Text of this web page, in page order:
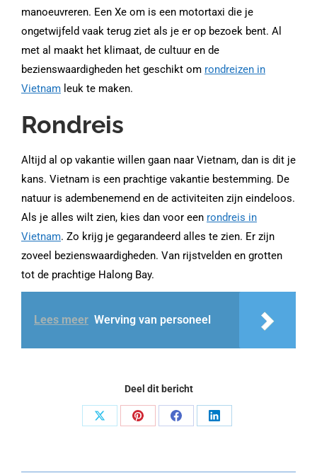
manoeuvreren. Een Xe om is een motortaxi die je
ongetwijfeld vaak terug ziet als je er op bezoek bent. Al
met al maakt het klimaat, de cultuur en de
bezienswaardigheden het geschikt om rondreizen in
Vietnam leuk te maken.
Rondreis
Altijd al op vakantie willen gaan naar Vietnam, dan is dit je
kans. Vietnam is een prachtige vakantie bestemming. De
natuur is adembenemend en de activiteiten zijn eindeloos.
Als je alles wilt zien, kies dan voor een rondreis in
Vietnam. Zo krijg je gegarandeerd alles te zien. Er zijn
zoveel bezienswaardigheden. Van rijstvelden en grotten
tot de prachtige Halong Bay.
Lees meer Werving van personeel
Deel dit bericht
Share
Share
Share
Share